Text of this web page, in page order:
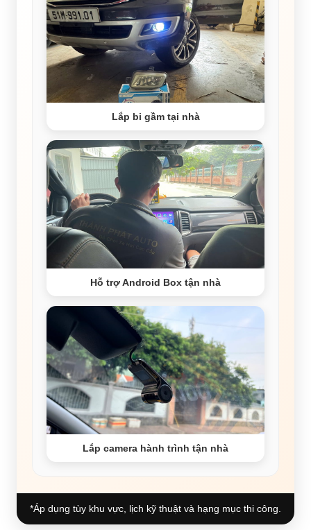
Lắp bi gầm tại nhà
Hỗ trợ Android Box tận nhà
Lắp camera hành trình tận nhà
*Áp dụng tùy khu vực, lịch kỹ thuật và hạng mục thi công.